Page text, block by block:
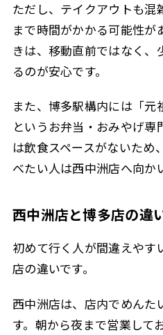
ただし、テイクアウトも混
まで時間がかかる可能性が
きは、移動直前ではなく、
るのが安心です。
また、博多駅構内には「元
というお弁当・おみやげ専
は飲食スペースがないため
べたい人は西中洲店へ向か
西中洲店と博多店の違
初めて行く人が間違えやす
店の違いです。
西中洲店は、店内でめんた
す。朝から夜まで営業して